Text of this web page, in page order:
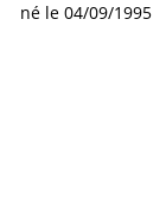
né le 04/09/1995